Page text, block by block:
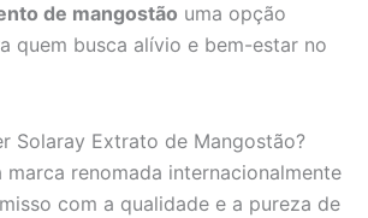
de mangostão uma opção
quem busca alívio e bem-estar no
Solaray Extrato de Mangostão?
marca renomada internacionalmente
com a qualidade e a pureza de